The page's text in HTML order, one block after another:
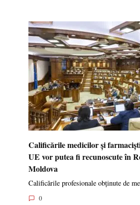
Calificările medicilor și
UE vor putea fi recunoscute în
Moldova
Calificările profesionale obținute de
0